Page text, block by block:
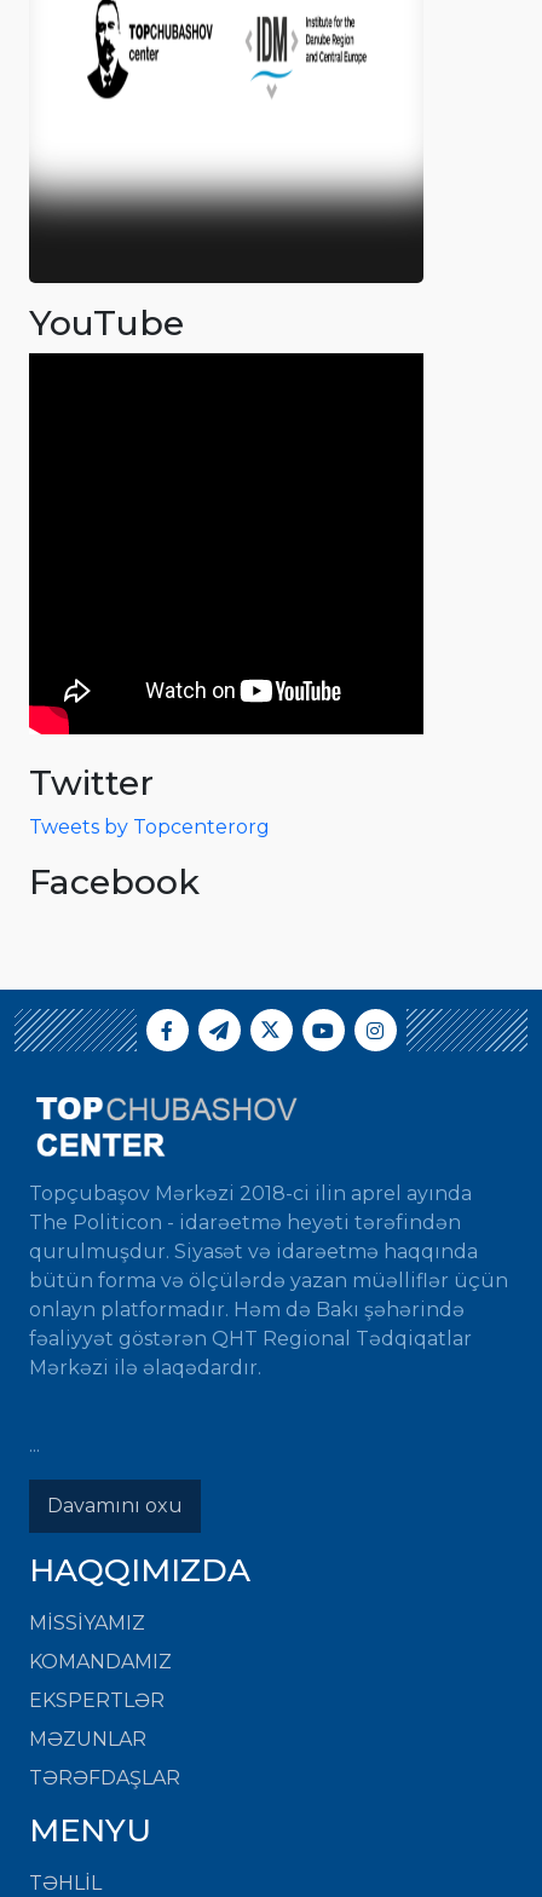
YouTube
Twitter
Tweets by Topcenterorg
Facebook
Topçubaşov Mərkəzi 2018-ci ilin aprel ayında
The Politicon - idarəetmə heyəti tərəfindən
qurulmuşdur. Siyasət və idarəetmə haqqında
bütün forma və ölçülərdə yazan müəlliflər üçün
onlayn platformadır. Həm də Bakı şəhərində
fəaliyyət göstərən QHT Regional Tədqiqatlar
Mərkəzi ilə əlaqədardır.
...
Davamını oxu
HAQQIMIZDA
MISSIYAMIZ
KOMANDAMIZ
EKSPERTLƏR
MƏZUNLAR
TƏRƏFDAŞLAR
MENYU
TƏHLİL